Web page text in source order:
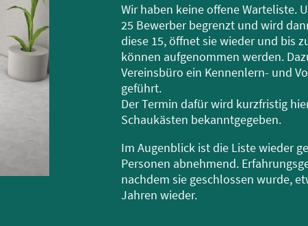
Wir haben keine offene Warteliste.
25 Bewerber begrenzt und wird
diese 15, öffnet sie wieder und bis
können aufgenommen werden.
Vereinsbüro ein Kennenlern- und
geführt.
Der Termin dafür wird kurzfristig
Schaukästen bekanntgegeben.
Im Augenblick ist die Liste wieder
Personen abnehmend.
nachdem sie geschlossen wurde,
Jahren wieder.